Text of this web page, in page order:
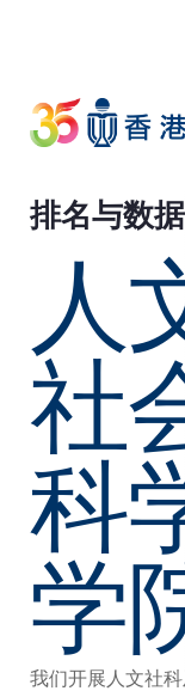
排名与数据
人
社
科
学
我们开展人文社